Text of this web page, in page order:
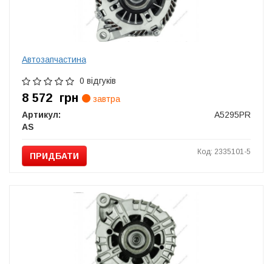
Автозапчастина
0 відгуків
8 572 грн
завтра
Артикул:
A5295PR
AS
ПРИДБАТИ Код: 2335101-5